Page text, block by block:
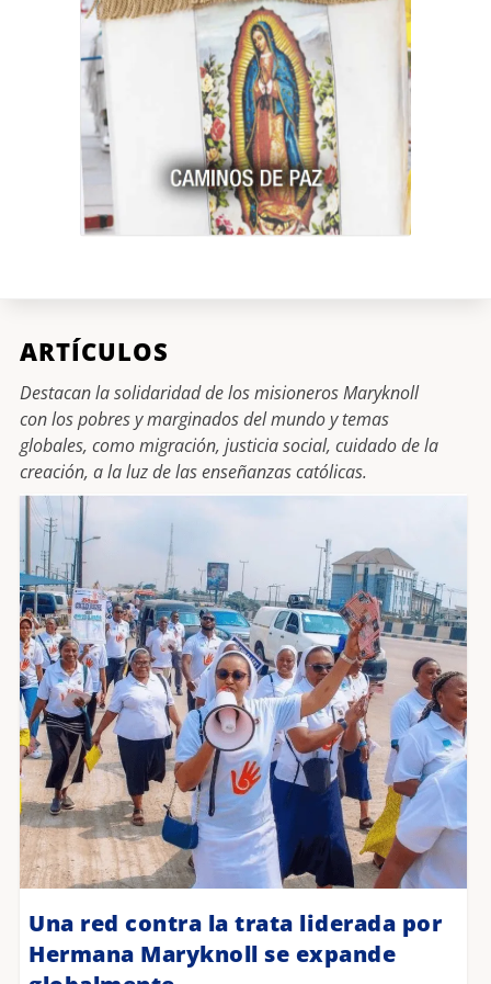
ARTÍCULOS
Destacan la solidaridad de los misioneros Maryknoll
con los pobres y marginados del mundo y temas
globales, como migración, justicia social, cuidado de la
creación, a la luz de las enseñanzas católicas.
Una red contra la trata liderada por
Hermana Maryknoll se expande